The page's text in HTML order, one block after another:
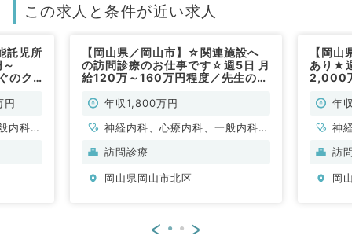
この求人と条件が近い求人
託児所
のク
円
内科、
【岡山県／岡山市】☆関連施設へ
の訪問診療のお仕事です☆週5日 月
給120万～160万円程度／先生の資
費も支給有ります◎（内科系／訪問
年収1,800万円
神経内科、心療内科、一般内科、
循環器内科、呼吸器内科、消化器
科、老年内科、血液内科、膠原病
訪問診療
岡山県岡山市北区
【岡
あり★
2,000
（一般
年
神
循
科
訪
岡
< >